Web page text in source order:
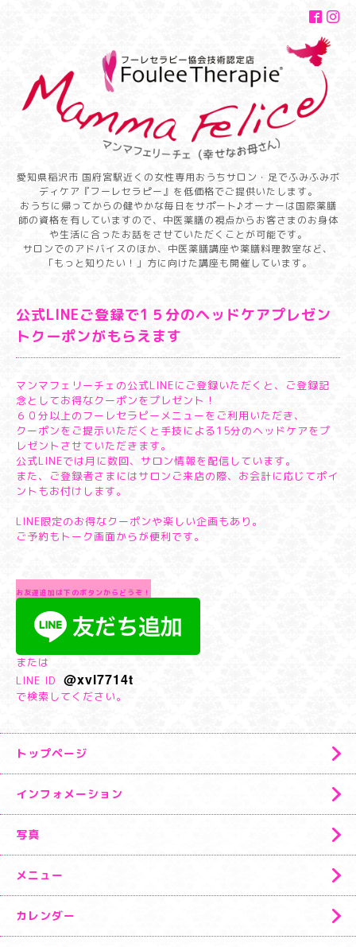
愛知県稲沢市 国府宮駅近くの女性専用おうちサロン・足でふみふみボ
ディケア『フーレセラピー』を低価格でご提供いたします。
おうちに帰ってからの健やかな毎日をサポート♪オーナーは国際薬膳
師の資格を有していますので、中医薬膳の視点からお客さまのお身体
や生活に合ったお話をさせていただくことが可能です。
サロンでのアドバイスのほか、中医薬膳講座や薬膳料理教室など、
「もっと知りたい！」方に向けた講座も開催しています。
公式LINEご登録で1５分のヘッドケアプレゼン
トクーポンがもらえます
マンマフェリーチェの公式LINEにご登録いただくと、ご登録記
念としてお得なクーポンをプレゼント！
６０分以上のフーレセラピーメニューをご利用いただき、
クーポンをご提示いただくと手技による15分のヘッドケアをプ
レゼントさせていただきます。
公式LINEでは月に数回、サロン情報を配信しています。
また、ご登録者さまにはサロンご来店の際、お会計に応じてポイ
ントもお付けします。
LINE限定のお得なクーポンや楽しい企画もあり。
ご予約もトーク画面からが便利です。
お友達追加は下のボタンからどうぞ！
または
LINE ID @xvl7714t
で検索してください。
トップページ
インフォメーション
写真
メニュー
カレンダー